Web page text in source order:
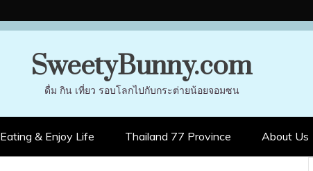
SweetyBunny.com
ดื่ม กิน เที่ยว รอบโลกไปกับกระต่ายน้อยจอมซน
Eating & Enjoy Life Thailand 77 Province About Us